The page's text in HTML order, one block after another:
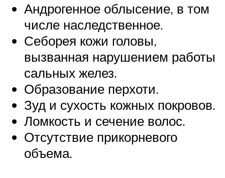
Андрогенное облысение, в том
числе наследственное.
Себорея кожи головы,
вызванная нарушением работы
сальных желез.
Образование перхоти.
Зуд и сухость кожных покровов.
Ломкость и сечение волос.
Отсутствие прикорневого
объема.